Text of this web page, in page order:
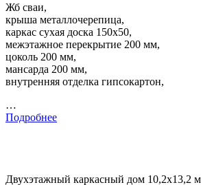
Жб сваи,
крыша металлочерепица,
каркас сухая доска 150х50,
межэтажное перекрытие 200 мм,
цоколь 200 мм,
мансарда 200 мм,
внутренняя отделка гипсокартон,
…
Подробнее
Двухэтажный каркасный дом 10,2х13,2 м